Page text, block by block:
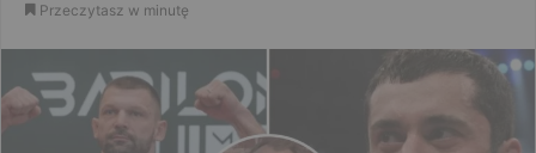
Przeczytasz w minutę